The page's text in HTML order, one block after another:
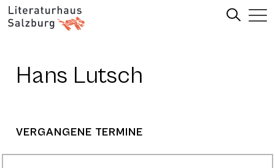
Hans Lutsch
VERGANGENE TERMINE